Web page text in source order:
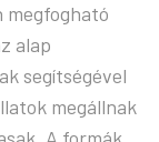
alap
segítségével
megállnak